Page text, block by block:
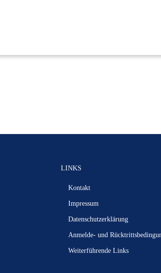
LINKS
Kontakt
Impressum
Datenschutzerklärung
Anmelde- und
Weiterführende Links